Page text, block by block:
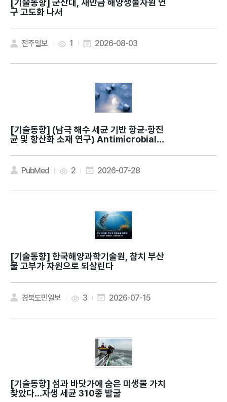
[기술동향]
구 고도화 나서
전주일보 1 2026-08-03
[기술동향]
균 및 항산화 소재 연구) Antimicrobial a
obacterium phyllosphaerae KS504
39 isolated from Antarctic seawat
er
PubMed 2 2026-07-28
[기술동향]
물 고부가 자원으로 되살린다
경북도민일보 3 2026-07-15
[기술동향]
찾았다…자생 세균 310종 발굴